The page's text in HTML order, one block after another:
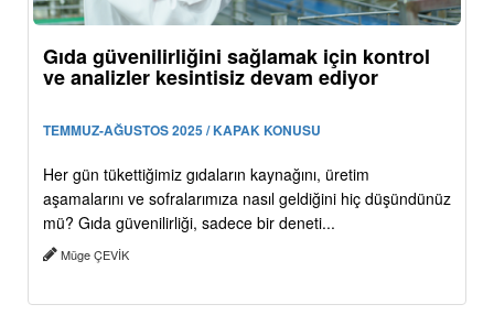
Gıda güvenilirliğini sağlamak için kontrol
ve analizler kesintisiz devam ediyor
TEMMUZ-AĞUSTOS 2025 / KAPAK KONUSU
Her gün tükettiğimiz gıdaların kaynağını, üretim
aşamalarını ve sofralarımıza nasıl geldiğini hiç düşündünüz
mü? Gıda güvenilirliği, sadece bir deneti...
Müge ÇEVİK